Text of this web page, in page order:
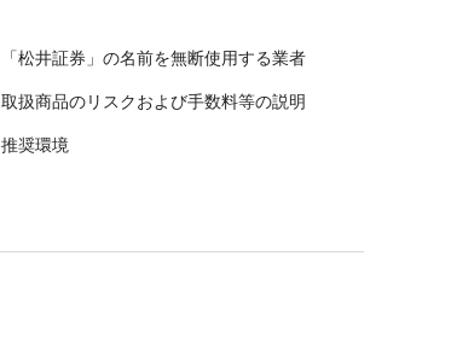
「松井証券」の名前を無断使用する業者
取扱商品のリスクおよび手数料等の説明
推奨環境